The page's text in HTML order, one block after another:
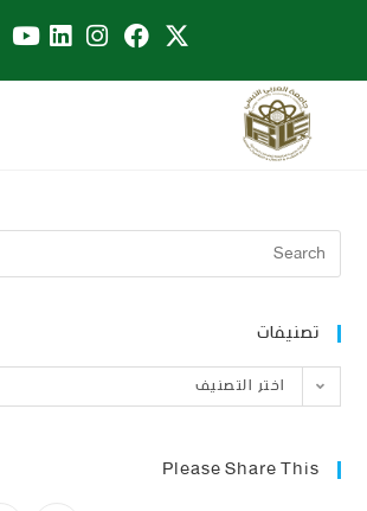
تصنيفات
اختر التصنيف
Please Share This